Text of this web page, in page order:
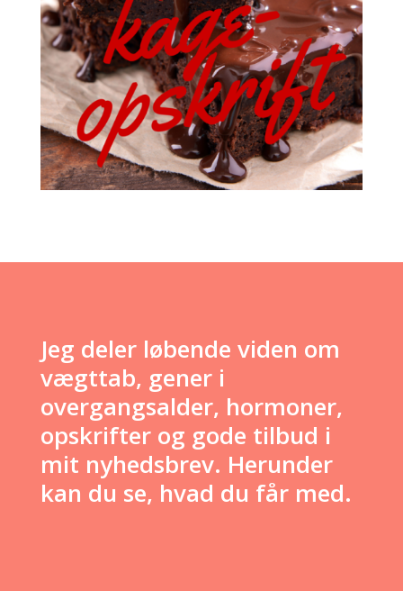
Jeg deler løbende viden om
vægttab, gener i
overgangsalder, hormoner,
opskrifter og gode tilbud i
mit nyhedsbrev. Herunder
kan du se, hvad du får med.